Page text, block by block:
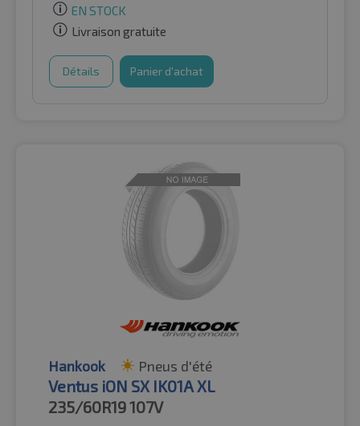
EN STOCK
Livraison gratuite
Détails Panier d'achat
Hankook Pneus d'été
Ventus iON SX IK01A XL
235/60R19107V